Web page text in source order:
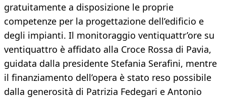
gratuitamente a disposizione le proprie
competenze per la progettazione dell’edificio e
degli impianti. Il monitoraggio ventiquattr’ore su
ventiquattro è affidato alla Croce Rossa di Pavia,
guidata dalla presidente Stefania Serafini, mentre
il finanziamento dell’opera è stato reso possibile
dalla generosità di Patrizia Fedegari e Antonio